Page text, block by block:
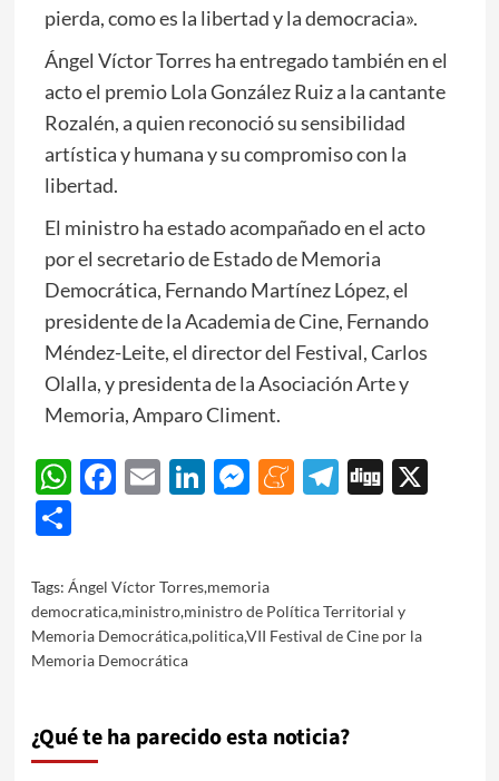
pierda, como es la libertad y la democracia».
Ángel Víctor Torres ha entregado también en el
acto el premio Lola González Ruiz a la cantante
Rozalén, a quien reconoció su sensibilidad
artística y humana y su compromiso con la
libertad.
El ministro ha estado acompañado en el acto
por el secretario de Estado de Memoria
Democrática, Fernando Martínez López, el
presidente de la Academia de Cine, Fernando
Méndez-Leite, el director del Festival, Carlos
Olalla, y presidenta de la Asociación Arte y
Memoria, Amparo Climent.
WhatsApp
Facebook
EmailLinkedIn
Messenger
Meneame
Telegram
Digg
X
Share
Tags: Ángel Víctor Torres,memoria
democratica,ministro,ministro de Política Territorial y
Memoria Democrática,politica,VII Festival de Cine por la
Memoria Democrática
¿Qué te ha parecido esta noticia?